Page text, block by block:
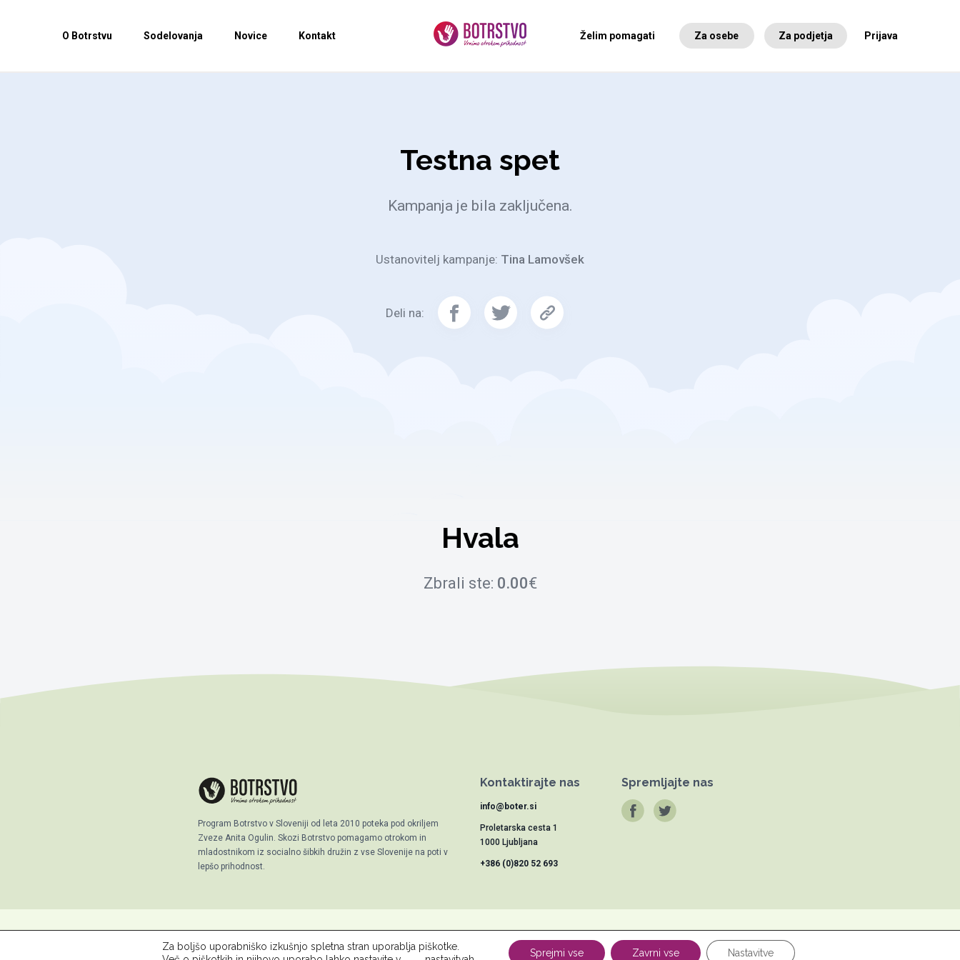
O Botrstvu Sodelovanja Novice Kontakt Želim pomagati Za osebe Za podjetja Prijava
Testna spet
Kampanja je bila zaključena.
Ustanovitelj kampanje: Tina Lamovšek
Deli na:
Hvala
Zbrali ste: 0.00€
Program Botrstvo v Sloveniji od leta 2010 poteka pod okriljem
Zveze Anita Ogulin. Skozi Botrstvo pomagamo otrokom in
mladostnikom iz socialno šibkih družin z vse Slovenije na poti v
lepšo prihodnost.
Kontaktirajte nas
info@boter.si
Proletarska cesta 1
1000 Ljubljana
+386 (0)820 52 693
Spremljajte nas
© 2026 ZPM Moste O Botrstvu Novice Kontakt Za osebe Za podjetja Varstvo osebnih podatkov
obvestilo
Za boljšo uporabniško izkušnjo spletna stran uporablja piškotke.
Sprejmi vse Zavrni vse Nastavitve